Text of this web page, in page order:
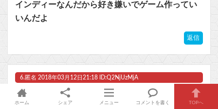
インディーなんだから好き嫌いでゲーム作ってい
いんだよ
返信
6. 匿名 2018年03月12日21:18 ID:Q2NjUzMjA
フライハイ上場しろ！投資させろ！
ホーム シェア メニュー コメントを書く TOPへ